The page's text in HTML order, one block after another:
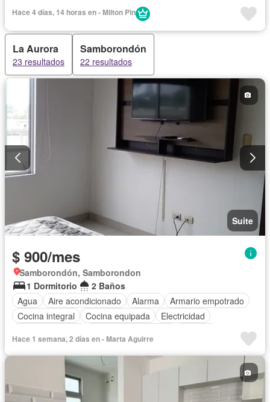
Hace 4 días, 14 horas en - Milton Pin
La Aurora
23 resultados
Samborondón
22 resultados
Suite
$ 900/mes
Samborondón, Samborondon
1 Dormitorio
2 Baños
Agua
Aire acondicionado Alarma
Armario empotrado
Cocina integral
Cocina equipada
Electricidad
Conserje
Seguridad Vista panorámica
Completamente amoblado
Hace 1 semana, 2 días en - Marta Aguirre